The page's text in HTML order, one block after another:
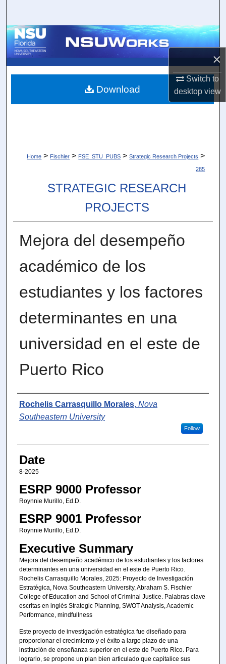
×
Switch to
desktopview
Browse Collections
About
Home > Fischler > FSE_STU_PUBS > Strategic Research Projects >
285
STRATEGIC RESEARCH
PROJECTS
Mejora del desempeño
académico de los
estudiantes y los factores
determinantes en una
universidad en el este de
Puerto Rico
Author
Rochelis Carrasquillo Morales, Nova
Southeastern University
Follow
Date
8-2025
ESRP 9000 Professor
Roynnie Murillo, Ed.D.
ESRP 9001 Professor
Roynnie Murillo, Ed.D.
Executive Summary
Mejora del desempeño académico de los estudiantes y los factores
determinantes en una universidad en el este de Puerto Rico.
Rochelis Carrasquillo Morales, 2025: Proyecto de Investigación
Estratégica, Nova Southeastern University, Abraham S. Fischler
College of Education and School of Criminal Justice. Palabras clave
escritas en inglés Strategic Planning, SWOT Analysis, Academic
Performance, mindfullness
Este proyecto de investigación estratégica fue diseñado para
proporcionar el crecimiento y el éxito a largo plazo de una
institución de enseñanza superior en el este de Puerto Rico. Para
lograrlo, se propone un plan bien articulado que capitalice sus
Download